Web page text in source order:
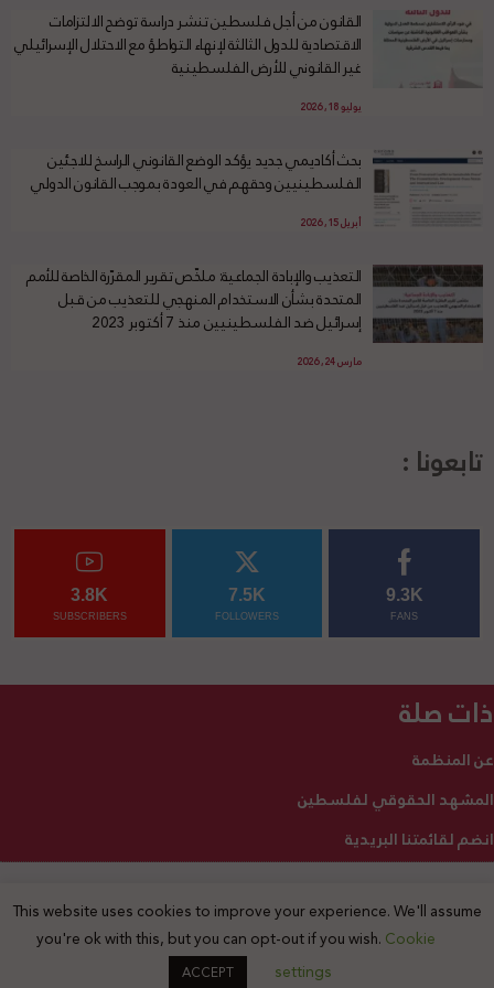
القانون من أجل فلسطين تنشر دراسة توضح الالتزامات
الاقتصادية للدول الثالثة لإنهاء التواطؤ مع الاحتلال الإسرائيلي
غير القانوني للأرض الفلسطينية
يوليو 18, 2026
بحث أكاديمي جديد يؤكد الوضع القانوني الراسخ للاجئين
الفلسطينيين وحقهم في العودة بموجب القانون الدولي
أبريل 15, 2026
التعذيب والإبادة الجماعية: ملخّص تقرير المقرّرة الخاصة للأمم
المتحدة بشأن الاستخدام المنهجي للتعذيب من قبل
إسرائيل ضد الفلسطينيين منذ 7 أكتوبر 2023
مارس 24, 2026
تابعونا :
9.3K
FANS
7.5K
FOLLOWERS
3.8K
SUBSCRIBERS
ذات صلة
عن المنظمة
المشهد الحقوقي لفلسطين
انضم لقائمتنا البريدية
2025 © جميع الحقوق محفوظة
This website uses cookies to improve your experience. We'll assume
you're ok with this, but you can opt-out if you wish. Cookie
settings
ACCEPT